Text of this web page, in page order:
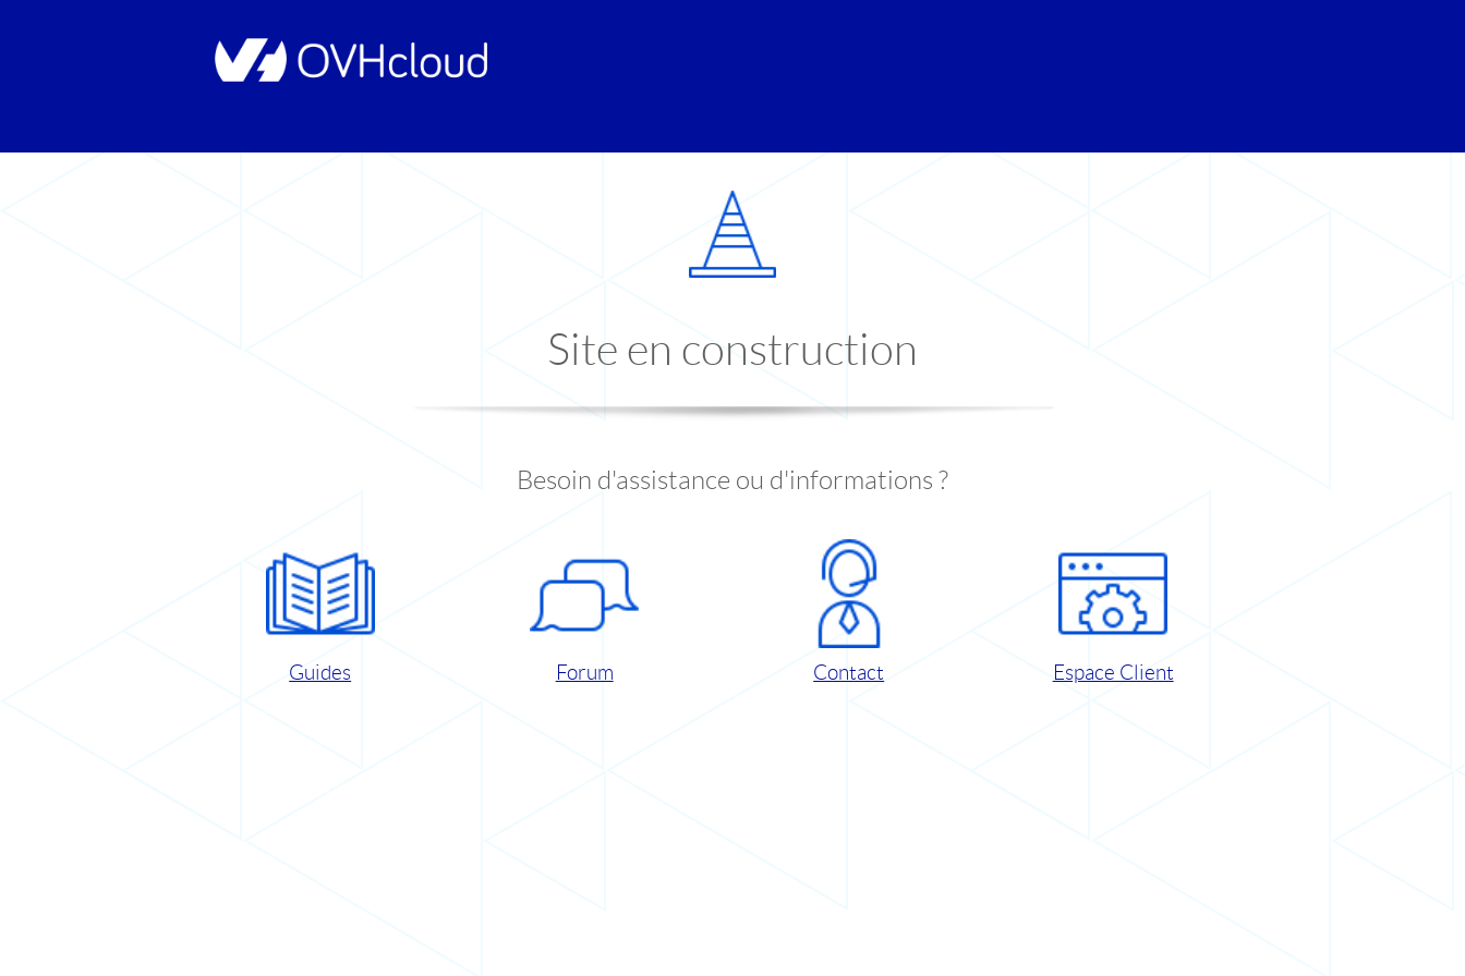
Site en construction
Besoin d'assistance ou d'informations ?
Guides Forum Contact Espace Client